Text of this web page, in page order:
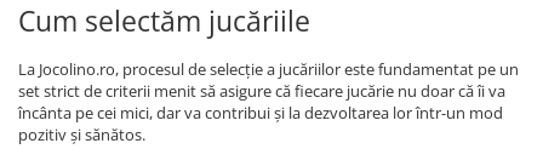
Cum selectăm jucăriile
La Jocolino.ro, procesul de selecție a jucăriilor este fundamentat pe un
set strict de criterii menit să asigure că fiecare jucărie nu doar că îi va
încânta pe cei mici, dar va contribui și la dezvoltarea lor într-un mod
pozitiv și sănătos.